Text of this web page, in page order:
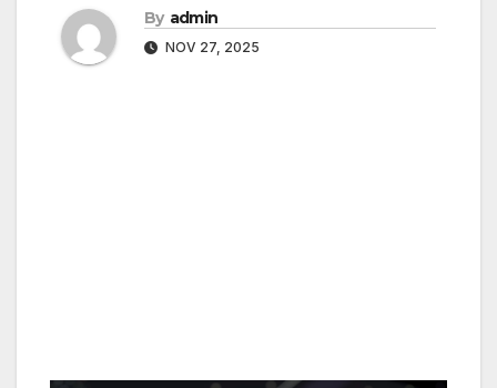
By admin
NOV 27, 2025